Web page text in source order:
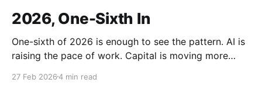
2026, One-Sixth In
One-sixth of 2026 is enough to see the pattern. AI is
raising the pace of work. Capital is moving more
beneath all of it sits the same old background:
27 Feb 20264 min read